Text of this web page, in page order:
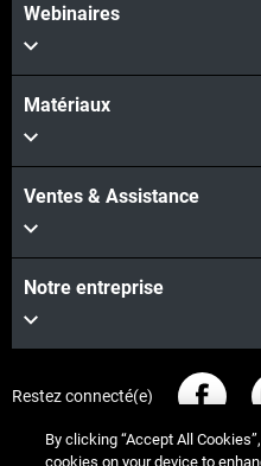
Webinaires
Matériaux
Ventes & Assistance
Notre entreprise
Restez connecté(e)
By clicking “Accept All
cookies on your device to